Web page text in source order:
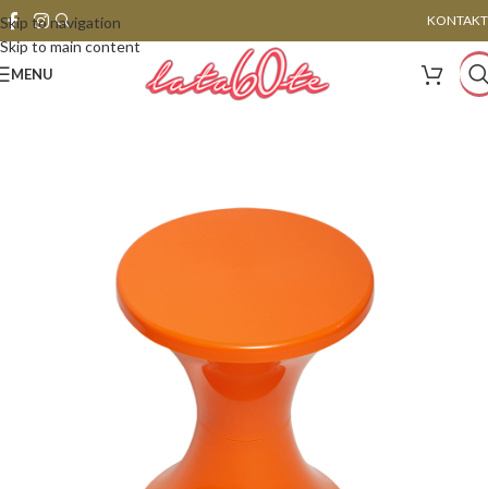
Skip to navigation
Skip to main content
KONTAKT
MENU